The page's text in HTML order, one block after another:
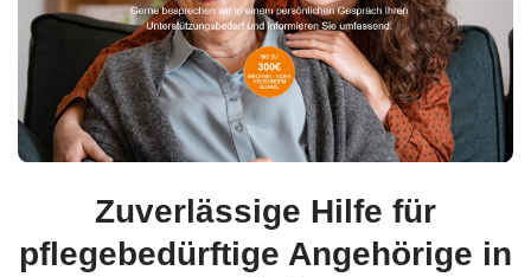
Zuverlässige Hilfe für
pflegebedürftige Angehörige in